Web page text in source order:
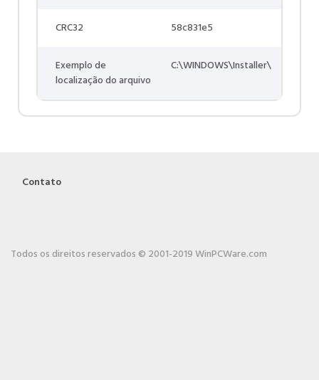
CRC32 58c831e5
Exemplo de
localização do arquivo
C:\WINDOWS\Installer\
Contato
Todos os direitos reservados © 2001-2019 WinPCWare.com